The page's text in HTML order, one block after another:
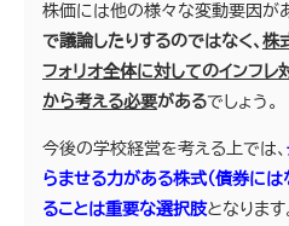
株価には他の様々な変動要因があ
で議論したりするのではなく、株
フォリオ全体に対してのインフ
から考える必要があるでしょう。
今後の学校経営を考える上では、
らませる力がある株式（債券には
ることは重要な選択肢となります